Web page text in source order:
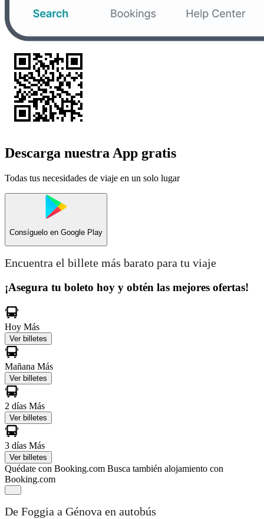
Descarga nuestra App gratis
Todas tus necesidades de viaje en un solo lugar
Consíguelo en Google Play
Encuentra el billete más barato para tu viaje
¡Asegura tu boleto hoy y obtén las mejores ofertas!
Hoy Más
Ver billetes
Mañana Más
Ver billetes
2 días Más
Ver billetes
3 días Más
Ver billetes
Quédate con Booking.com Busca también alojamiento con
Booking.com
De Foggia a Génova en autobús